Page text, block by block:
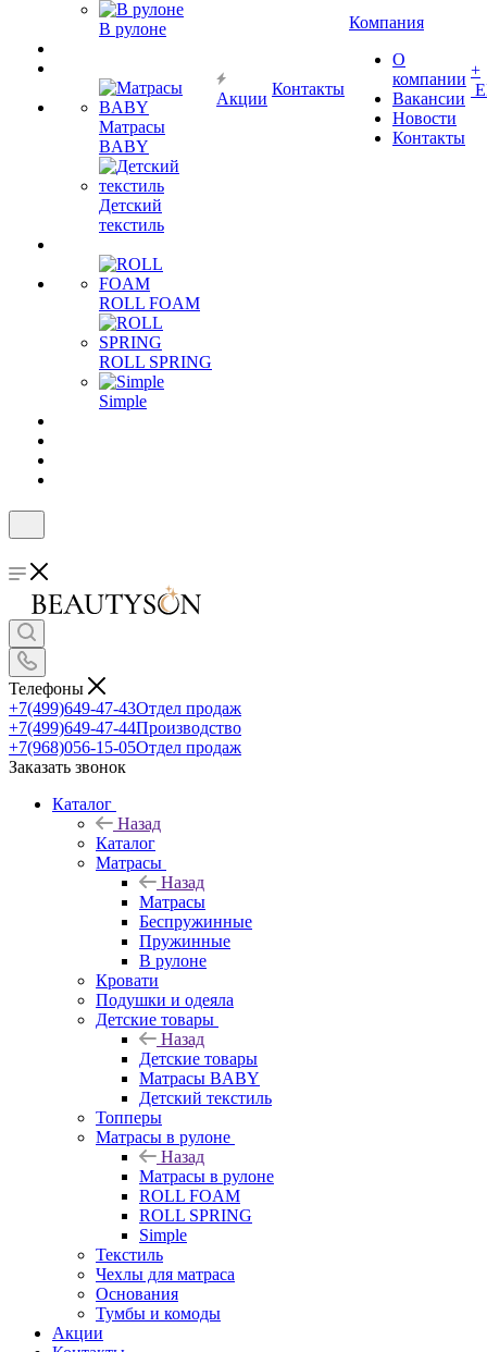
В рулоне
Матрасы
BABY
Детский
текстиль
ROLL FOAM
ROLL SPRING
Simple
Акции
Контакты
Компания
О
компании
Вакансии
Новости
Контакты
+
Телефоны
+7(499)649-47-43Отдел продаж
+7(499)649-47-44Производство
+7(968)056-15-05Отдел продаж
Заказать звонок
Каталог
Назад
Каталог
Матрасы
Назад
Матрасы
Беспружинные
Пружинные
В рулоне
Кровати
Подушки и одеяла
Детские товары
Назад
Детские товары
Матрасы BABY
Детский текстиль
Топперы
Матрасы в рулоне
Назад
Матрасы в рулоне
ROLL FOAM
ROLL SPRING
Simple
Текстиль
Чехлы для матраса
Основания
Тумбы и комоды
Акции